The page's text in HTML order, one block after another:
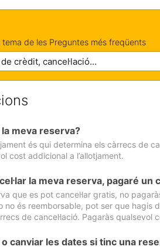
tema de les Preguntes més freqüents
la meva reserva?
és qui determina els càrrecs de
cost addicional a l’allotjament.
la meva reserva, pagaré un
que es pot cancel·lar gratis, no
no és reemborsable, pot ser que hagis
de cancel·lació. Pagaràs qualsevol
o canviar les dates si tinc una